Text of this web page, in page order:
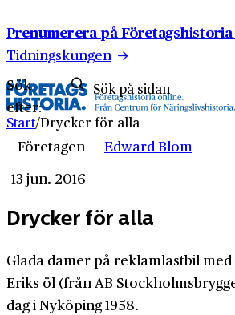
Prenumerera på Företagshistoria
Tidningskungen
Sök
efter:
Start/Drycker för alla
Företagen
Edward Blom
13 jun. 2016
Drycker för alla
Glada damer på reklamlastbil
Eriks öl (från AB
dag i Nyköping 1958.